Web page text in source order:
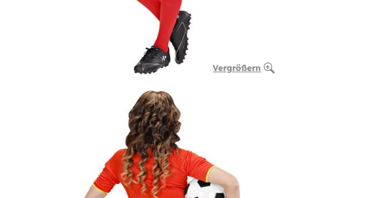
Vergrößern